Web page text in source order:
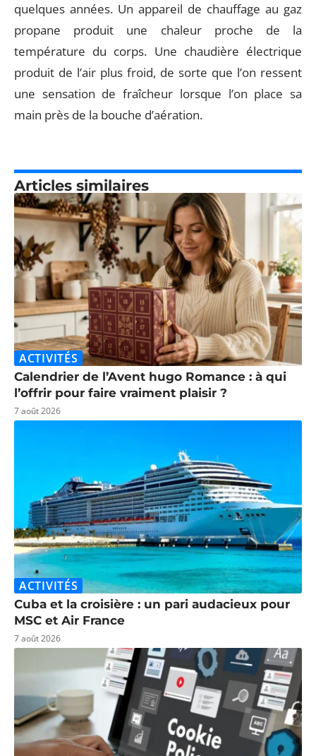
quelques années. Un appareil de chauffage au gaz
propane produit une chaleur proche de la
température du corps. Une chaudière électrique
produit de l’air plus froid, de sorte que l’on ressent
une sensation de fraîcheur lorsque l’on place sa
main près de la bouche d’aération.
Articles similaires
ACTIVITÉS
Calendrier de l’Avent hugo Romance : à qui
l’offrir pour faire vraiment plaisir ?
7 août 2026
ACTIVITÉS
Cuba et la croisière : un pari audacieux pour
MSC et Air France
7 août 2026